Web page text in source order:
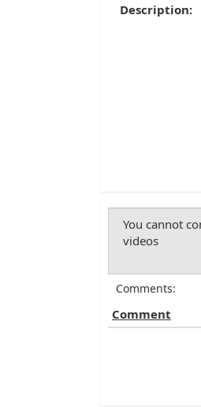
Description:
Comments:
Comment